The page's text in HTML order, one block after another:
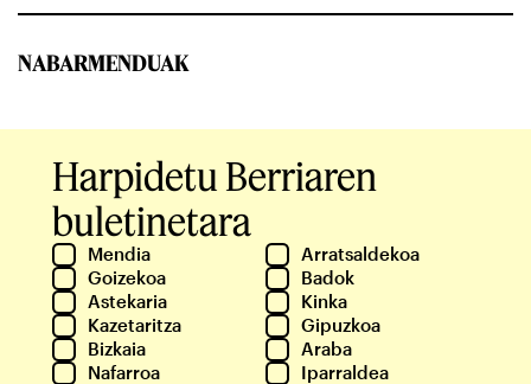
NABARMENDUAK
Harpidetu Berriaren
buletinetara
Mendia
Arratsaldekoa
Goizekoa
Badok
Astekaria
Kinka
Kazetaritza
Gipuzkoa
Bizkaia
Araba
Nafarroa
Iparraldea